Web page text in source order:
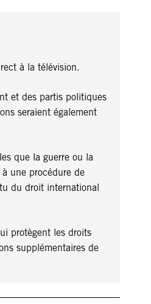
à la télévision.
et des partis politiques
seraient également
que la guerre ou la
une procédure de
du droit international
protègent les droits
supplémentaires de